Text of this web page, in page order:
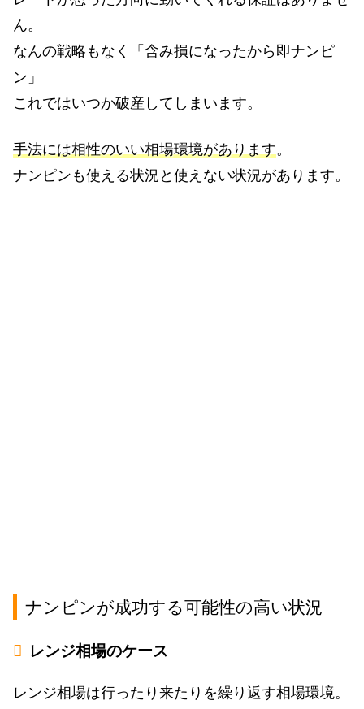
ん。
なんの戦略もなく「含み損になったから即ナンピ
ン」
これではいつか破産してしまいます。
手法には相性のいい相場環境があります。
ナンピンも使える状況と使えない状況があります。
ナンピンが成功する可能性の高い状況
レンジ相場のケース
レンジ相場は行ったり来たりを繰り返す相場環境。